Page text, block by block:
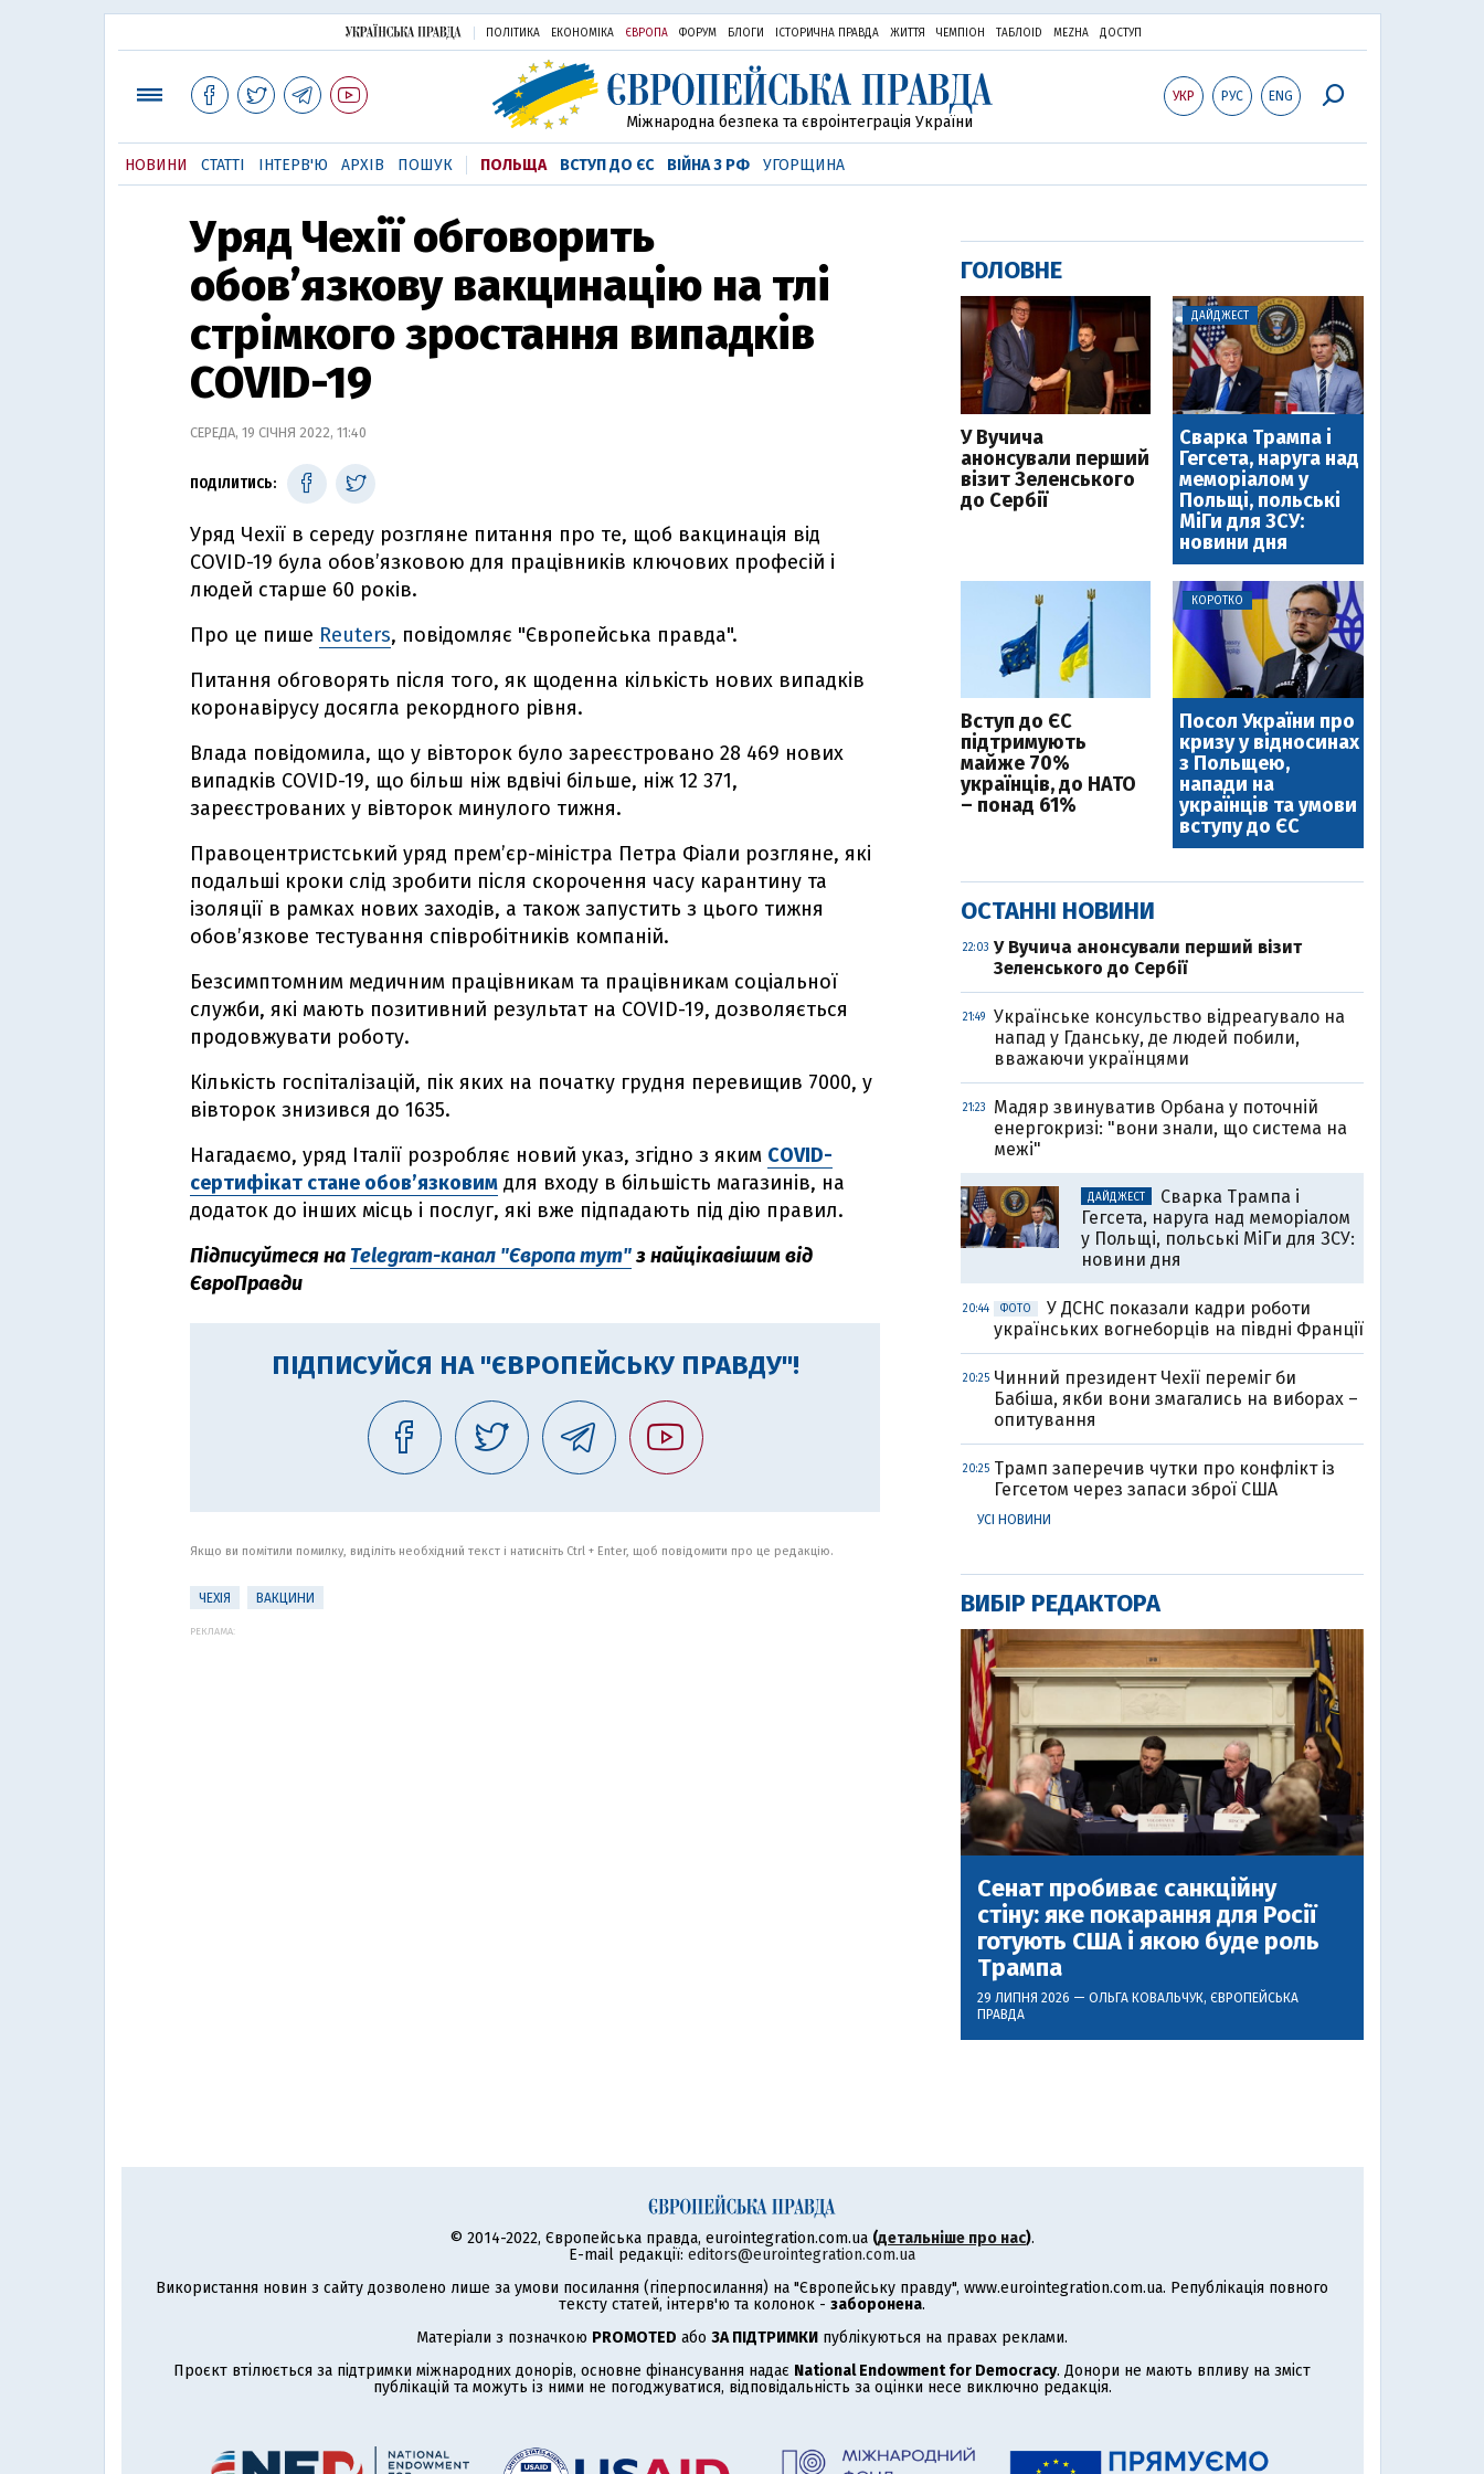
ПОЛІТИКА ЕКОНОМІКА ЄВРОПА ФОРУМ БЛОГИ ІСТОРИЧНА ПРАВДА ЖИТТЯ ЧЕМПІОН ТАБЛОID MEZHA ДОСТУП
УКР РУС ENG
Міжнародна безпека та євроінтеграція України
НОВИНИ СТАТТІ ІНТЕРВ'Ю АРХІВ ПОШУК ПОЛЬЩА ВСТУП ДО ЄС ВІЙНА З РФ УГОРЩИНА
Уряд Чехії обговорить
обов’язкову вакцинацію на тлі
стрімкого зростання випадків
COVID-19
СЕРЕДА, 19 СІЧНЯ 2022, 11:40
ПОДІЛИТИСЬ:
Уряд Чехії в середу розгляне питання про те, щоб вакцинація від
COVID-19 була обов’язковою для працівників ключових професій і
людей старше 60 років.
Про це пише Reuters, повідомляє "Європейська правда".
Питання обговорять після того, як щоденна кількість нових випадків
коронавірусу досягла рекордного рівня.
Влада повідомила, що у вівторок було зареєстровано 28 469 нових
випадків COVID-19, що більш ніж вдвічі більше, ніж 12 371,
зареєстрованих у вівторок минулого тижня.
Правоцентристський уряд прем’єр-міністра Петра Фіали розгляне, які
подальші кроки слід зробити після скорочення часу карантину та
ізоляції в рамках нових заходів, а також запустить з цього тижня
обов’язкове тестування співробітників компаній.
Безсимптомним медичним працівникам та працівникам соціальної
служби, які мають позитивний результат на COVID-19, дозволяється
продовжувати роботу.
Кількість госпіталізацій, пік яких на початку грудня перевищив 7000, у
вівторок знизився до 1635.
Нагадаємо, уряд Італії розробляє новий указ, згідно з яким COVID-
сертифікат стане обов’язковим для входу в більшість магазинів, на
додаток до інших місць і послуг, які вже підпадають під дію правил.
Підписуйтеся на Telegram-канал "Європа тут"з найцікавішим від
ЄвроПравди
ПІДПИСУЙСЯ НА "ЄВРОПЕЙСЬКУ ПРАВДУ"!
Якщо ви помітили помилку, виділіть необхідний текст і натисніть Ctrl + Enter, щоб повідомити про це редакцію.
ЧЕХІЯ ВАКЦИНИ
РЕКЛАМА:
ГОЛОВНЕ
У Вучича
анонсували перший
візит Зеленського
до Сербії
ДАЙДЖЕСТ
Сварка Трампа і
Гегсета, наруга над
меморіалом у
Польщі, польські
МіГи для ЗСУ:
новини дня
Вступ до ЄС
підтримують
майже 70%
українців, до НАТО
– понад 61%
КОРОТКО
Посол України про
кризу у відносинах
з Польщею,
напади на
українців та умови
вступу до ЄС
ОСТАННІ НОВИНИ
22:03 У Вучича анонсували перший візит
Зеленського до Сербії
21:49
Українське консульство відреагувало на
напад у Гданську, де людей побили,
вважаючи українцями
21:23
Мадяр звинуватив Орбана у поточній
енергокризі: "вони знали, що система на
межі"
ДАЙДЖЕСТ
Сварка Трампа і
Гегсета, наруга над меморіалом
у Польщі, польські МіГи для ЗСУ:
новини дня
20:44 ФОТО
У ДСНС показали кадри роботи
українських вогнеборців на півдні Франції
20:25 Чинний президент Чехії переміг би
Бабіша, якби вони змагались на виборах –
опитування
20:25 Трамп заперечив чутки про конфлікт із
Гегсетом через запаси зброї США
УСІ НОВИНИ
ВИБІР РЕДАКТОРА
Сенат пробиває санкційну
стіну: яке покарання для Росії
готують США і якою буде роль
Трампа
29 ЛИПНЯ 2026 — ОЛЬГА КОВАЛЬЧУК, ЄВРОПЕЙСЬКА
ПРАВДА
© 2014-2022, Європейська правда, eurointegration.com.ua (детальніше про нас).
E-mail редакції: editors@eurointegration.com.ua
Використання новин з сайту дозволено лише за умови посилання (гіперпосилання) на "Європейську правду", www.eurointegration.com.ua. Републікація повного
тексту статей, інтерв'ю та колонок - заборонена.
Матеріали з позначкою PROMOTED або ЗА ПІДТРИМКИ публікуються на правах реклами.
Проєкт втілюється за підтримки міжнародних донорів, основне фінансування надає National Endowment for Democracy. Донори не мають впливу на зміст
публікацій та можуть із ними не погоджуватися, відповідальність за оцінки несе виключно редакція.